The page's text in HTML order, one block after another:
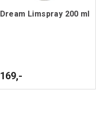
Dream Limspray 200 ml
169,-